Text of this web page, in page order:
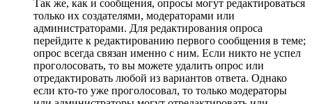
Так же, как и сообщения, опросы могут редактироваться
только их создателями, модераторами или
администраторами. Для редактирования опроса
перейдите к редактированию первого сообщения в теме;
опрос всегда связан именно с ним. Если никто не успел
проголосовать, то вы можете удалить опрос или
отредактировать любой из вариантов ответа. Однако
если кто-то уже проголосовал, то только модераторы